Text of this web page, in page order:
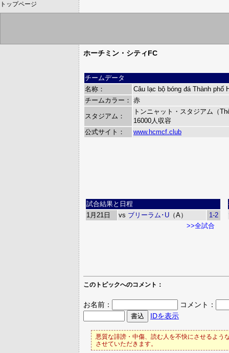
トップページ
ホーチミン・シティFC
チームデータ
名称：
Câu lạc bộ bóng đá Thành phố
チームカラー： 赤
スタジアム：
トンニャット・スタジアム（
16000人収容
公式サイト：
www.hcmcf.club
試合結果と日程
1月21日
vs ブリーラム･U （A）
1-2
>>全試合
このトピックへのコメント：
お名前：
コメント：
IDを表示
悪質な誹謗・中傷、読む人を不快にさせるよう
させていただきます。